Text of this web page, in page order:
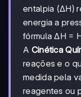
entalpia (ΔH)
energia a
fórmula ΔH =
A Cinética
reações e o
medida pela
reagentes ou